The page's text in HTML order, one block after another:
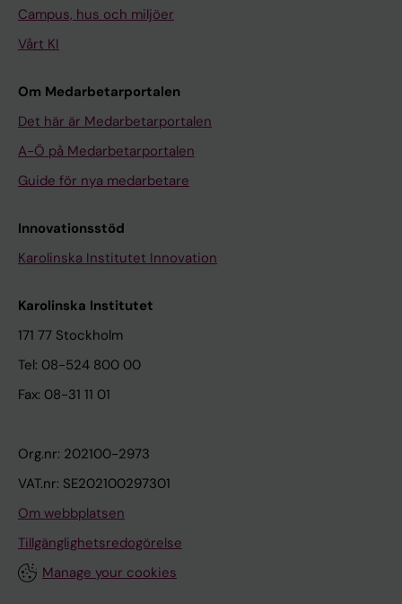
Campus, hus och miljöer
Vårt KI
Om Medarbetarportalen
Det här är Medarbetarportalen
A-Ö på Medarbetarportalen
Guide för nya medarbetare
Innovationsstöd
Karolinska Institutet Innovation
Karolinska Institutet
171 77 Stockholm
Tel: 08-524 800 00
Fax: 08-31 11 01
Org.nr: 202100-2973
VAT.nr: SE202100297301
Om webbplatsen
Tillgänglighetsredogörelse
Manage your cookies